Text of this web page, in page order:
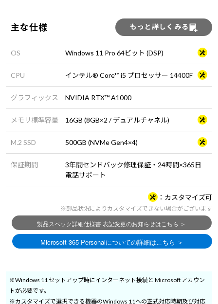
主な仕様 もっと詳しくみる
OS Windows 11 Pro 64ビット (DSP)
CPU インテル® Core™ i5 プロセッサー 14400F
グラフィックス NVIDIA RTX™ A1000
メモリ標準容量 16GB (8GB×2 / デュアルチャネル)
M.2 SSD 500GB (NVMe Gen4×4)
保証期間
3年間センドバック修理保証・24時間×365日
電話サポート
カスタマイズ可
※部品状況によりカスタマイズできない場合がございます
※Windows 11 セットアップ時にインターネット接続と Microsoft アカウン
トが必要です。
※カスタマイズで選択できる機器のWindows 11への正式対応時期及び対応